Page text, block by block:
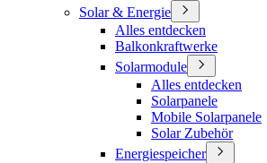
Solar & Energie
Alles entdecken
Balkonkraftwerke
Solarmodule
Alles entdecken
Solarpanele
Mobile Solarpanele
Solar Zubehör
Energiespeicher